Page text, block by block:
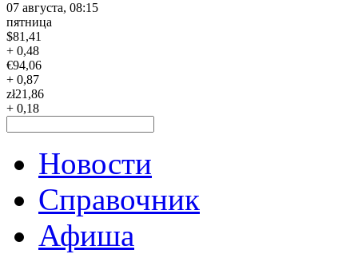
07 августа, 08:15
пятница
$81,41
+ 0,48
€94,06
+ 0,87
zł21,86
+ 0,18
Новости
Справочник
Афиша